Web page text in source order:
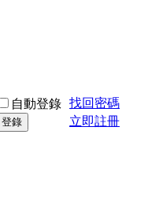
自動登錄 找回密碼
登錄 立即註冊